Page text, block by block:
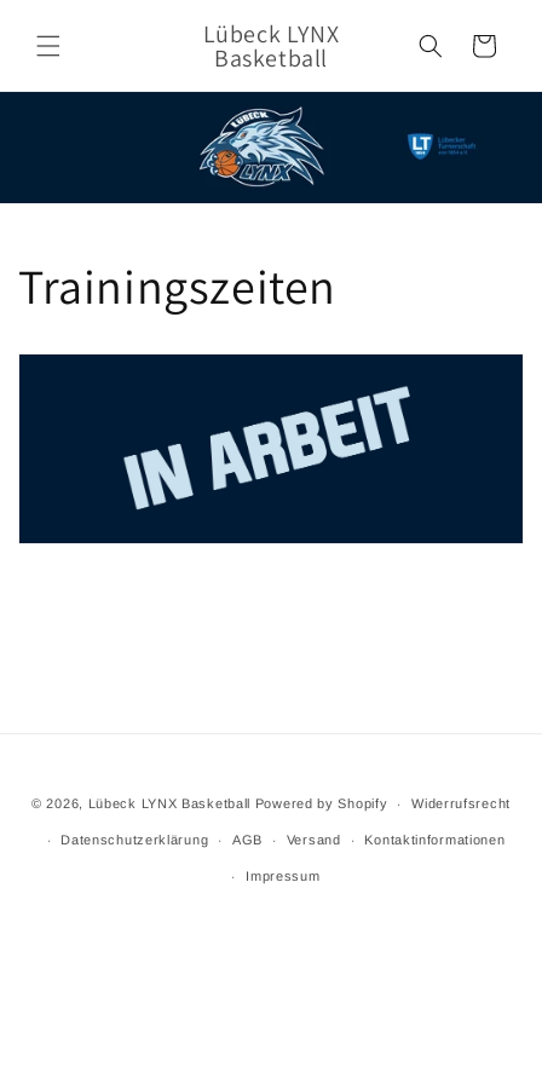
Inhalt
Lübeck LYNX
Basketball Warenkorb
Trainingszeiten
© 2026, Lübeck LYNX Basketball Powered by Shopify Widerrufsrecht
Datenschutzerklärung AGB Versand Kontaktinformationen
Impressum